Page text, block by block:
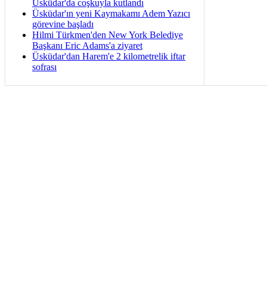
Üsküdar'da coşkuyla kutlandı
Üsküdar'ın yeni Kaymakamı Adem Yazıcı
görevine başladı
Hilmi Türkmen'den New York Belediye
Başkanı Eric Adams'a ziyaret
Üsküdar'dan Harem'e 2 kilometrelik iftar
sofrası